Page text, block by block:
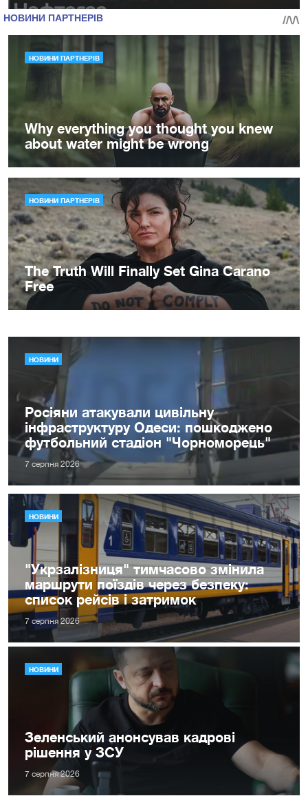
НОВИНИ
Росіяни атакували цивільну
інфраструктуру Одеси: пошкоджено
футбольний стадіон "Чорноморець"
7 серпня 2026
НОВИНИ
"Укрзалізниця" тимчасово змінила
маршрути поїздів через безпеку:
список рейсів і затримок
7 серпня 2026
НОВИНИ
Зеленський анонсував кадрові
рішення у ЗСУ
7 серпня 2026